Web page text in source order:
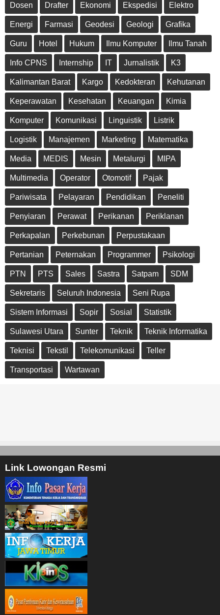
Dosen Drafter Ekonomi Ekspedisi Elektro
Energi Farmasi Geodesi Geologi Grafika
Guru Hotel Hukum Ilmu Komputer Ilmu Tanah
Info CPNS Internship IT Jurnalistik K3
Kalimantan Barat Kargo Kedokteran Kehutanan
Keperawatan Kesehatan Keuangan Kimia
Komputer Komunikasi Linguistik Listrik
Logistik Manajemen Marketing Matematika
Media MEDIS Mesin Metalurgi MIPA
Multimedia Operator Otomotif Pajak
Pariwisata Pelayaran Pendidikan Peneliti
Penyiaran Perawat Perikanan Periklanan
Perkapalan Perkebunan Perpustakaan
Pertanian Peternakan Programmer Psikologi
PTN PTS Sales Sastra Satpam SDM
Sekretaris Seluruh Indonesia Seni Rupa
Sistem Informasi Sopir Sosial Statistik
Sulawesi Utara Sunter Teknik Teknik Informatika
Teknisi Tekstil Telekomunikasi Teller
Transportasi Wartawan
Link Lowongan Resmi